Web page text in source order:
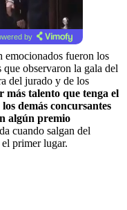
by
emocionados fueron los
observaron la gala del
del jurado y de los
más talento que tenga el
demás concursantes
algún premio
cuando salgan del
primer lugar.